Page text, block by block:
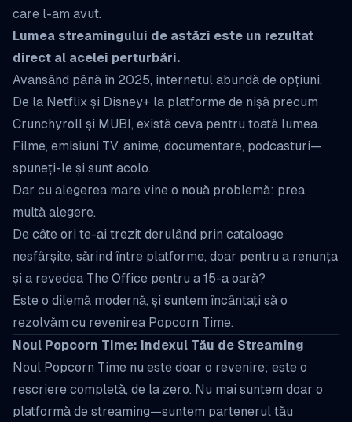
care l-am avut.
Lumea streamingului de astăzi este un rezultat
direct al acelei perturbări.
Avansând până în 2025, internetul abundă de opțiuni.
De la Netflix și Disney+ la platforme de nișă precum
Crunchyroll și MUBI, există ceva pentru toată lumea.
Filme, emisiuni TV, anime, documentare, podcasturi—
spuneți-le și sunt acolo.
Dar cu alegerea mare vine o nouă problemă: prea
multă alegere.
De câte ori te-ai trezit derulând prin cataloage
nesfârșite, sărind între platforme, doar pentru a renunța
și a revedea The Office pentru a 15-a oară?
Este o dilemă modernă, și suntem încântați să o
rezolvăm cu revenirea Popcorn Time.
Noul Popcorn Time: Indexul Tău de Streaming
Noul Popcorn Time nu este doar o revenire; este o
rescriere completă, de la zero. Nu mai suntem doar o
platformă de streaming—suntem partenerul tău